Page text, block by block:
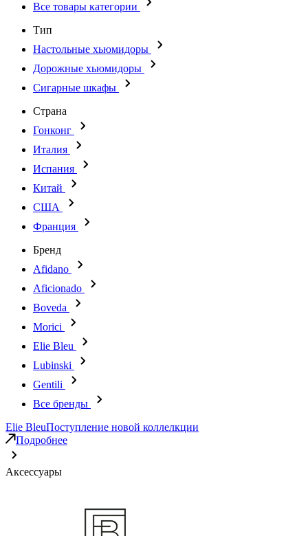
Все товары категории
Тип
Настольные хьюмидоры
Дорожные хьюмидоры
Сигарные шкафы
Страна
Гонконг
Италия
Испания
Китай
США
Франция
Бренд
Afidano
Aficionado
Boveda
Morici
Elie Bleu
Lubinski
Gentili
Все бренды
Elie BleuПоступление новой коллелкции
Подробнее
Аксессуары